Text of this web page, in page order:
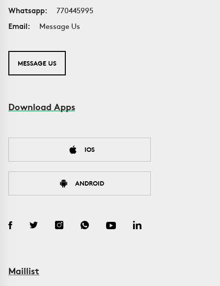
Whatsapp:
770445995
Email:
Message Us
MESSAGE US
Download Apps
IOS
ANDROID
Maillist